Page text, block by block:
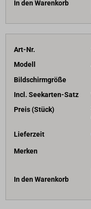
In den Warenkorb
Art-Nr.
Modell
Bildschirmgröße
Incl. Seekarten-Satz
Preis (Stück)
Lieferzeit
Merken
In den Warenkorb